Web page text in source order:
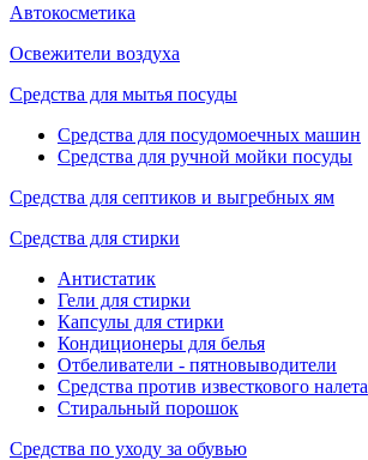
Автокосметика
Освежители воздуха
Средства для мытья посуды
Средства для посудомоечных машин
Средства для ручной мойки посуды
Средства для септиков и выгребных ям
Средства для стирки
Антистатик
Гели для стирки
Капсулы для стирки
Кондиционеры для белья
Отбеливатели - пятновыводители
Средства против известкового налета
Стиральный порошок
Средства по уходу за обувью